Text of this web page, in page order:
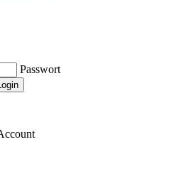
Passwort